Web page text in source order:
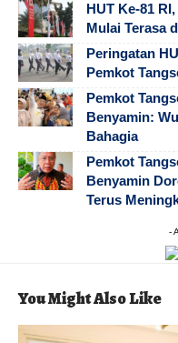
HUT Ke-81
Mulai Terasa
Peringatan
Pemkot
Pemkot
Benyamin:
Bahagia
Pemkot
Benyamin
Terus
-
You Might Also Like